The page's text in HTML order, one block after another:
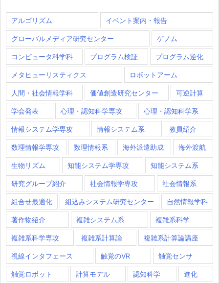
アルゴリズム イベント案内・報告
グローバルメディア研究センター ゲノム
コンピュータ科学科 プログラム検証 プログラム逆化
メタヒューリスティクス ロボットアーム
人間・社会情報学科 価値創造研究センター 可逆計算
学会発表 心理・認知科学専攻 心理・認知科学系
情報システム学専攻 情報システム系 教員紹介
数理情報学専攻 数理情報系 海外派遣助成 海外渡航
生物リズム 知能システム学専攻 知能システム系
研究グループ紹介 社会情報学専攻 社会情報系
組合せ最適化 組込みシステム研究センター 自然情報学科
著作物紹介 複雑システム系 複雑系科学
複雑系科学専攻 複雑系計算論 複雑系計算論講座
視線インタフェース 触覚のVR 触覚センサ
触覚ロボット 計算モデル 認知科学 進化